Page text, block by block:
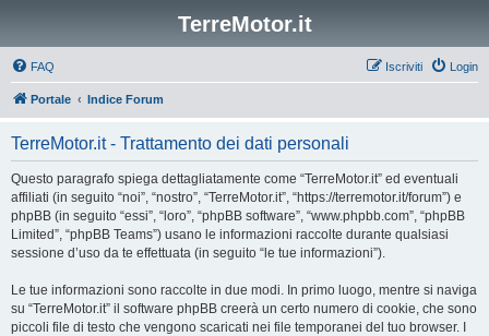
TerreMotor.it
FAQ Login
Iscriviti
Portale Indice Forum
TerreMotor.it - Trattamento dei dati personali
Questo paragrafo spiega dettagliatamente come “TerreMotor.it” ed eventuali
affiliati (in seguito “noi”, “nostro”, “TerreMotor.it”, “https://terremotor.it/forum”) e
phpBB (in seguito “essi”, “loro”, “phpBB software”, “www.phpbb.com”, “phpBB
Limited”, “phpBB Teams”) usano le informazioni raccolte durante qualsiasi
sessione d’uso da te effettuata (in seguito “le tue informazioni”).
Le tue informazioni sono raccolte in due modi. In primo luogo, mentre si naviga
su “TerreMotor.it” il software phpBB creerà un certo numero di cookie, che sono
piccoli file di testo che vengono scaricati nei file temporanei del tuo browser. I